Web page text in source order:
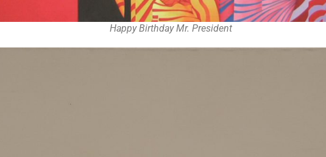
Happy Birthday Mr. President